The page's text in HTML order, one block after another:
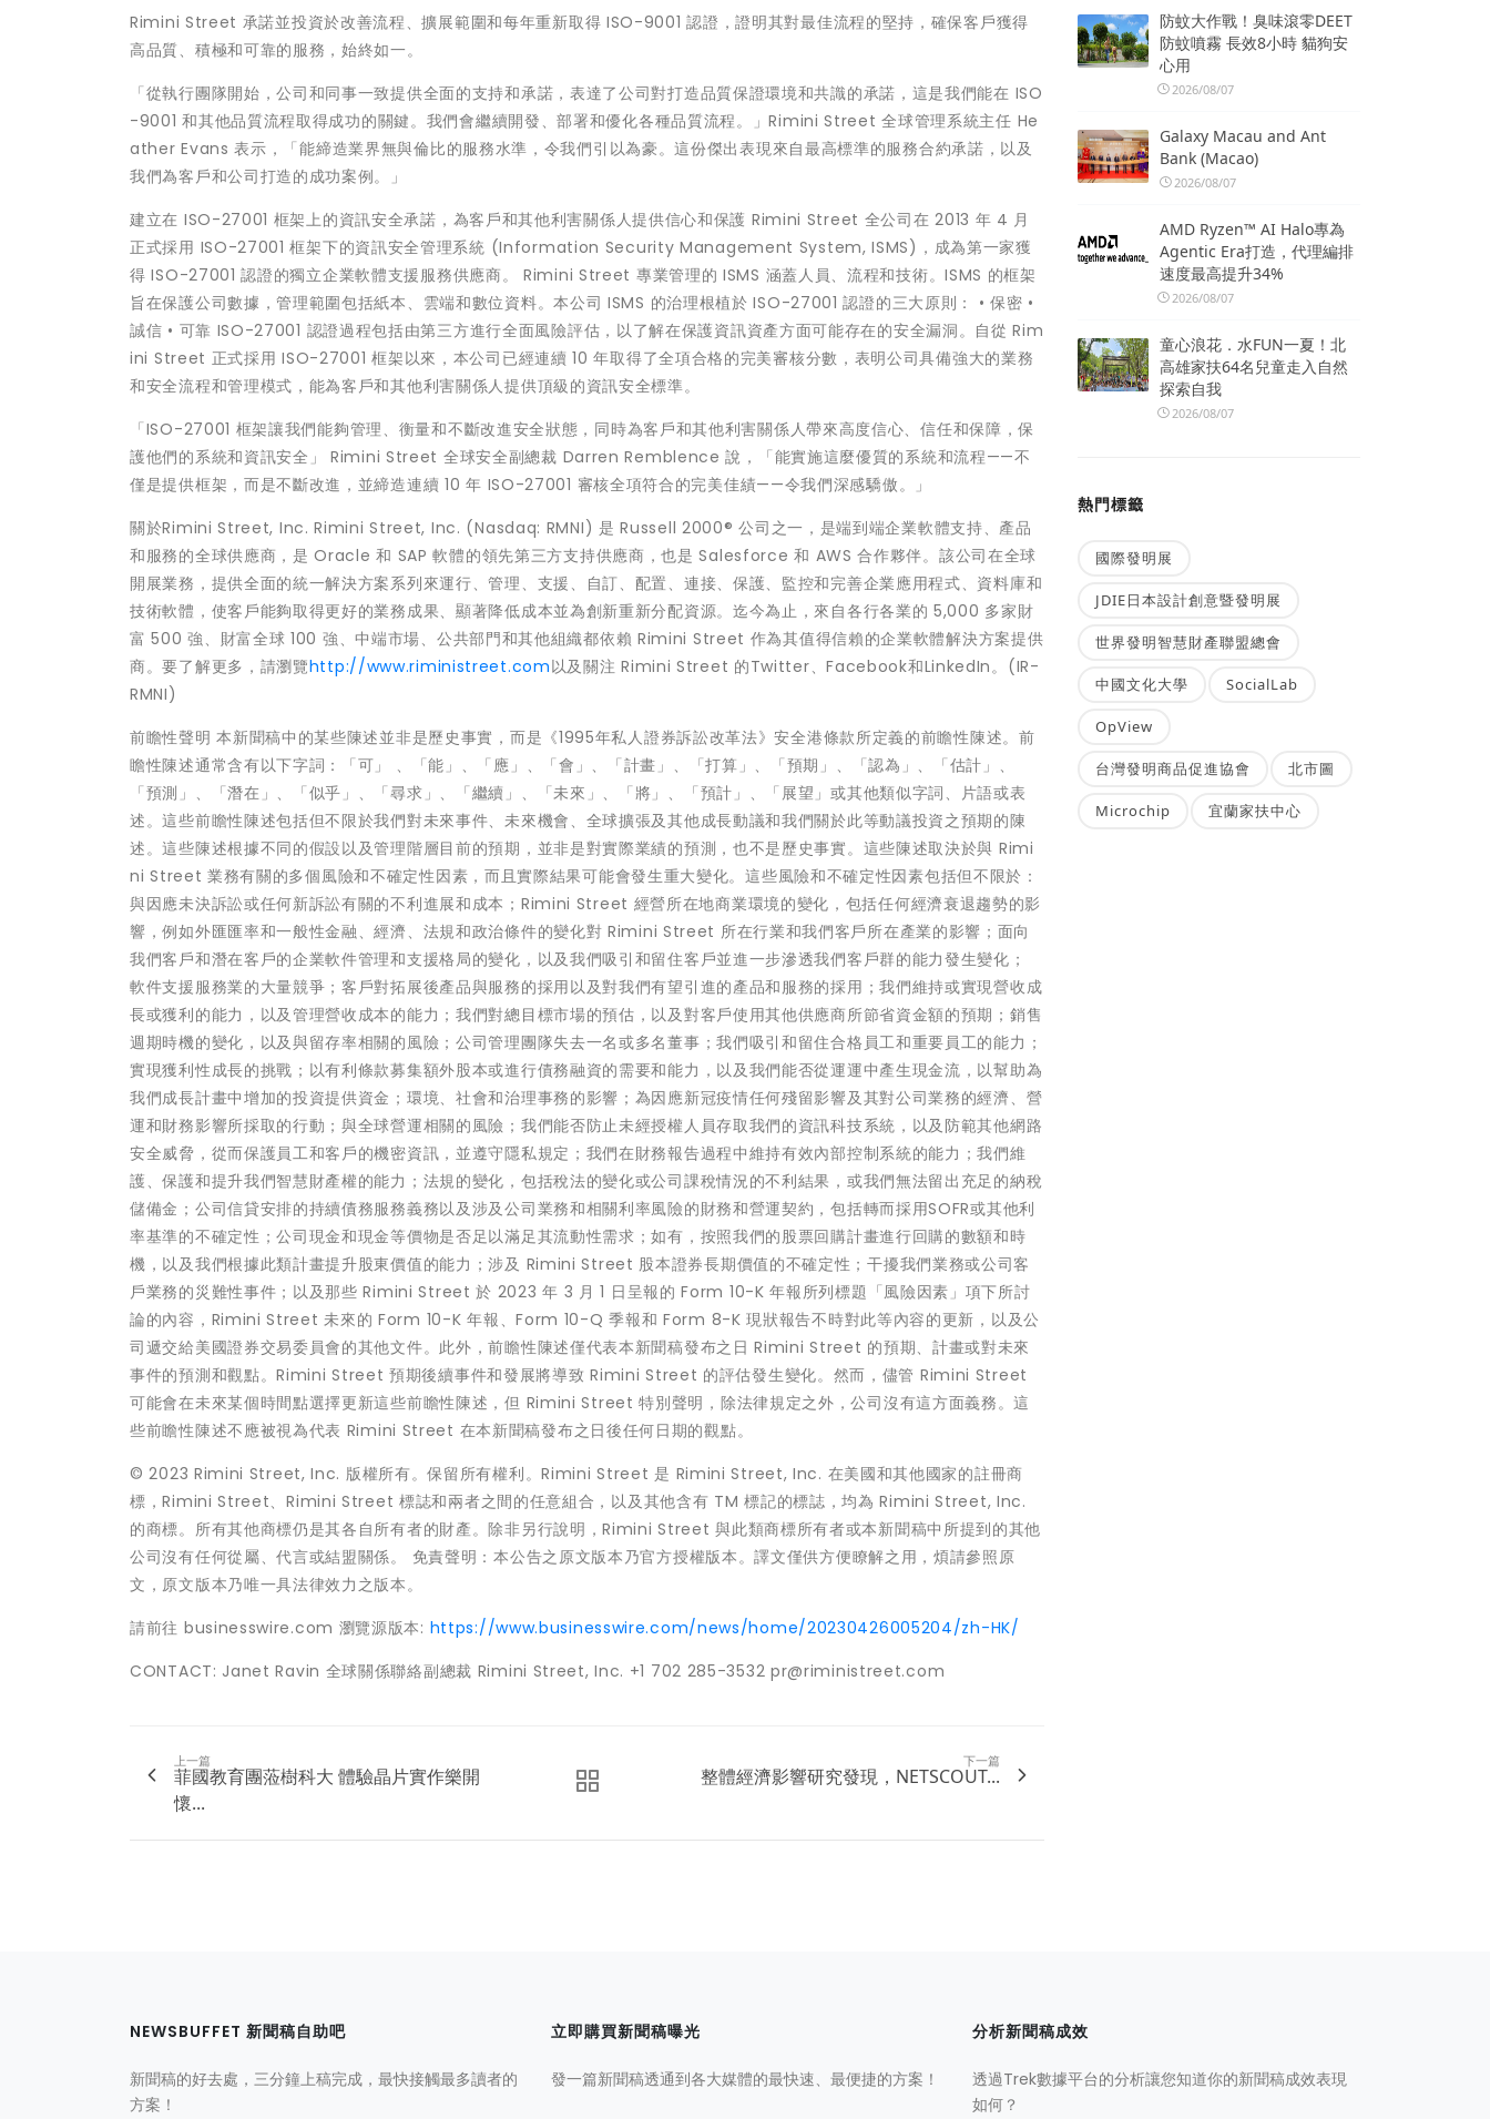
Rimini Street 承諾並投資於改善流程、擴展範圍和每年重新取得 ISO-9001 認證，證明其對最佳流程的堅持，確保客戶獲得
高品質、積極和可靠的服務，始終如一。
「從執行團隊開始，公司和同事一致提供全面的支持和承諾，表達了公司對打造品質保證環境和共識的承諾，這是我們能在 ISO
-9001 和其他品質流程取得成功的關鍵。我們會繼續開發、部署和優化各種品質流程。」Rimini Street 全球管理系統主任 He
ather Evans 表示，「能締造業界無與倫比的服務水準，令我們引以為豪。這份傑出表現來自最高標準的服務合約承諾，以及
我們為客戶和公司打造的成功案例。」
建立在 ISO-27001 框架上的資訊安全承諾，為客戶和其他利害關係人提供信心和保護 Rimini Street 全公司在 2013 年 4 月
正式採用 ISO-27001 框架下的資訊安全管理系統 (Information Security Management System, ISMS)，成為第一家獲
得 ISO-27001 認證的獨立企業軟體支援服務供應商。 Rimini Street 專業管理的 ISMS 涵蓋人員、流程和技術。ISMS 的框架
旨在保護公司數據，管理範圍包括紙本、雲端和數位資料。本公司 ISMS 的治理根植於 ISO-27001 認證的三大原則： • 保密 •
誠信 • 可靠 ISO-27001 認證過程包括由第三方進行全面風險評估，以了解在保護資訊資產方面可能存在的安全漏洞。自從 Rim
ini Street 正式採用 ISO-27001 框架以來，本公司已經連續 10 年取得了全項合格的完美審核分數，表明公司具備強大的業務
和安全流程和管理模式，能為客戶和其他利害關係人提供頂級的資訊安全標準。
「ISO-27001 框架讓我們能夠管理、衡量和不斷改進安全狀態，同時為客戶和其他利害關係人帶來高度信心、信任和保障，保
護他們的系統和資訊安全」 Rimini Street 全球安全副總裁 Darren Remblence 說，「能實施這麼優質的系統和流程——不
僅是提供框架，而是不斷改進，並締造連續 10 年 ISO-27001 審核全項符合的完美佳績——令我們深感驕傲。」
關於Rimini Street, Inc. Rimini Street, Inc. (Nasdaq: RMNI) 是 Russell 2000® 公司之一，是端到端企業軟體支持、產品
和服務的全球供應商，是 Oracle 和 SAP 軟體的領先第三方支持供應商，也是 Salesforce 和 AWS 合作夥伴。該公司在全球
開展業務，提供全面的統一解決方案系列來運行、管理、支援、自訂、配置、連接、保護、監控和完善企業應用程式、資料庫和
技術軟體，使客戶能夠取得更好的業務成果、顯著降低成本並為創新重新分配資源。迄今為止，來自各行各業的 5,000 多家財
富 500 強、財富全球 100 強、中端市場、公共部門和其他組織都依賴 Rimini Street 作為其值得信賴的企業軟體解決方案提供
商。要了解更多，請瀏覽http://www.riministreet.com以及關注 Rimini Street 的Twitter、Facebook和LinkedIn。(IR-
RMNI)
前瞻性聲明 本新聞稿中的某些陳述並非是歷史事實，而是《1995年私人證券訴訟改革法》安全港條款所定義的前瞻性陳述。前
瞻性陳述通常含有以下字詞：「可」 、「能」、「應」、「會」、「計畫」、「打算」、「預期」、「認為」、「估計」、
「預測」、「潛在」、「似乎」、「尋求」、「繼續」、「未來」、「將」、「預計」、「展望」或其他類似字詞、片語或表
述。這些前瞻性陳述包括但不限於我們對未來事件、未來機會、全球擴張及其他成長動議和我們關於此等動議投資之預期的陳
述。這些陳述根據不同的假設以及管理階層目前的預期，並非是對實際業績的預測，也不是歷史事實。這些陳述取決於與 Rimi
ni Street 業務有關的多個風險和不確定性因素，而且實際結果可能會發生重大變化。這些風險和不確定性因素包括但不限於：
與因應未決訴訟或任何新訴訟有關的不利進展和成本；Rimini Street 經營所在地商業環境的變化，包括任何經濟衰退趨勢的影
響，例如外匯匯率和一般性金融、經濟、法規和政治條件的變化對 Rimini Street 所在行業和我們客戶所在產業的影響；面向
我們客戶和潛在客戶的企業軟件管理和支援格局的變化，以及我們吸引和留住客戶並進一步滲透我們客戶群的能力發生變化；
軟件支援服務業的大量競爭；客戶對拓展後產品與服務的採用以及對我們有望引進的產品和服務的採用；我們維持或實現營收成
長或獲利的能力，以及管理營收成本的能力；我們對總目標市場的預估，以及對客戶使用其他供應商所節省資金額的預期；銷售
週期時機的變化，以及與留存率相關的風險；公司管理團隊失去一名或多名董事；我們吸引和留住合格員工和重要員工的能力；
實現獲利性成長的挑戰；以有利條款募集額外股本或進行債務融資的需要和能力，以及我們能否從運運中產生現金流，以幫助為
我們成長計畫中增加的投資提供資金；環境、社會和治理事務的影響；為因應新冠疫情任何殘留影響及其對公司業務的經濟、營
運和財務影響所採取的行動；與全球營運相關的風險；我們能否防止未經授權人員存取我們的資訊科技系統，以及防範其他網路
安全威脅，從而保護員工和客戶的機密資訊，並遵守隱私規定；我們在財務報告過程中維持有效內部控制系統的能力；我們維
護、保護和提升我們智慧財產權的能力；法規的變化，包括稅法的變化或公司課稅情況的不利結果，或我們無法留出充足的納稅
儲備金；公司信貸安排的持續債務服務義務以及涉及公司業務和相關利率風險的財務和營運契約，包括轉而採用SOFR或其他利
率基準的不確定性；公司現金和現金等價物是否足以滿足其流動性需求；如有，按照我們的股票回購計畫進行回購的數額和時
機，以及我們根據此類計畫提升股東價值的能力；涉及 Rimini Street 股本證券長期價值的不確定性；干擾我們業務或公司客
戶業務的災難性事件；以及那些 Rimini Street 於 2023 年 3 月 1 日呈報的 Form 10-K 年報所列標題「風險因素」項下所討
論的內容，Rimini Street 未來的 Form 10-K 年報、Form 10-Q 季報和 Form 8-K 現狀報告不時對此等內容的更新，以及公
司遞交給美國證券交易委員會的其他文件。此外，前瞻性陳述僅代表本新聞稿發布之日 Rimini Street 的預期、計畫或對未來
事件的預測和觀點。Rimini Street 預期後續事件和發展將導致 Rimini Street 的評估發生變化。然而，儘管 Rimini Street
可能會在未來某個時間點選擇更新這些前瞻性陳述，但 Rimini Street 特別聲明，除法律規定之外，公司沒有這方面義務。這
些前瞻性陳述不應被視為代表 Rimini Street 在本新聞稿發布之日後任何日期的觀點。
© 2023 Rimini Street, Inc. 版權所有。保留所有權利。Rimini Street 是 Rimini Street, Inc. 在美國和其他國家的註冊商
標，Rimini Street、Rimini Street 標誌和兩者之間的任意組合，以及其他含有 TM 標記的標誌，均為 Rimini Street, Inc.
的商標。所有其他商標仍是其各自所有者的財產。除非另行說明，Rimini Street 與此類商標所有者或本新聞稿中所提到的其他
公司沒有任何從屬、代言或結盟關係。 免責聲明：本公告之原文版本乃官方授權版本。譯文僅供方便瞭解之用，煩請參照原
文，原文版本乃唯一具法律效力之版本。
請前往 businesswire.com 瀏覽源版本: https://www.businesswire.com/news/home/20230426005204/zh-HK/
CONTACT: Janet Ravin 全球關係聯絡副總裁 Rimini Street, Inc. +1 702 285-3532 pr@riministreet.com
上一篇
菲國教育團蒞樹科大 體驗晶片實作樂開
懷...
下一篇
整體經濟影響研究發現，NETSCOUT...
防蚊大作戰！臭味滾零DEET
防蚊噴霧 長效8小時 貓狗安
心用
2026/08/07
Galaxy Macau and Ant
Bank (Macao)
2026/08/07
AMD Ryzen™ AI Halo專為
Agentic Era打造，代理編排
速度最高提升34%
2026/08/07
童心浪花．水FUN一夏！北
高雄家扶64名兒童走入自然
探索自我
2026/08/07
熱門標籤
國際發明展
JDIE日本設計創意暨發明展
世界發明智慧財產聯盟總會
中國文化大學 SocialLab
OpView
台灣發明商品促進協會 北市圖
Microchip 宜蘭家扶中心
NEWSBUFFET 新聞稿自助吧
新聞稿的好去處，三分鐘上稿完成，最快接觸最多讀者的
方案！
立即購買新聞稿曝光
發一篇新聞稿透通到各大媒體的最快速、最便捷的方案！
分析新聞稿成效
透過Trek數據平台的分析讓您知道你的新聞稿成效表現
如何？